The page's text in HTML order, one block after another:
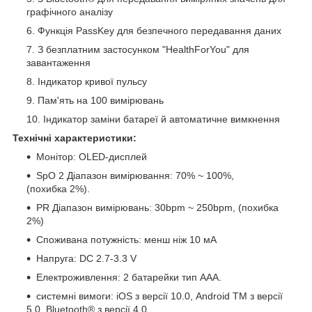
графічного аналізу
Функція PassKey для безпечного передавання даних
З безплатним застосунком "HealthForYou" для
завантаження
Індикатор кривої пульсу
Пам'ять на 100 вимірювань
Індикатор заміни батареї й автоматичне вимкнення
Технічні характеристики:
Монітор: OLED-дисплей
SpO 2 Діапазон вимірювання: 70% ~ 100%,
(похибка 2%).
PR Діапазон вимірювань: 30bpm ~ 250bpm, (похибка
2%)
Споживана потужність: менш ніж 10 мА
Напруга: DC 2.7-3.3 V
Електроживлення: 2 батарейки тип ААА.
системні вимоги: iOS з версії 10.0, Android TM з версії
5.0, Bluetooth® з версії 4.0